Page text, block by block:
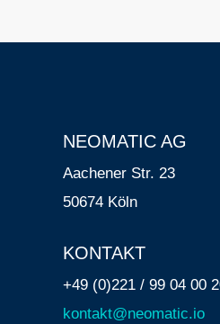
NEOMATIC AG
Aachener Str. 23
50674 Köln
KONTAKT
+49 (0)221 / 99 04 00
kontakt@neomatic.io